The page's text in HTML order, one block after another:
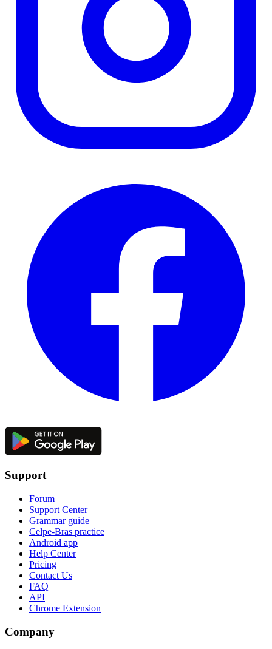
Support
Forum
Support Center
Grammar guide
Celpe-Bras practice
Android app
Help Center
Pricing
Contact Us
FAQ
API
Chrome Extension
Company